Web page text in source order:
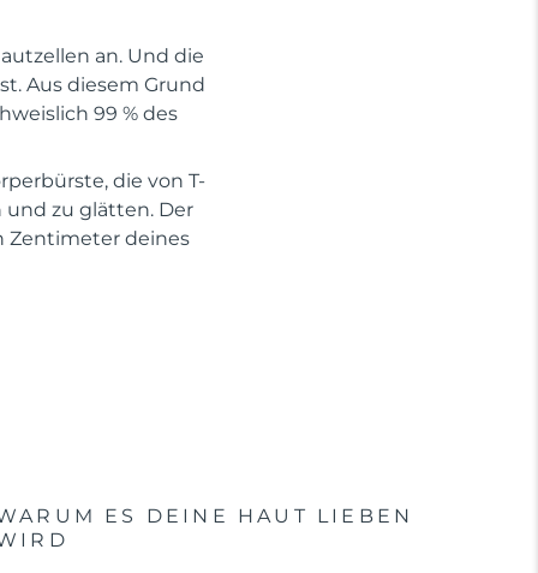
an. Und die
Aus diesem Grund
99 % des
die von T-
zu glätten. Der
Zentimeter deines
ES DEINE HAUT LIEBEN